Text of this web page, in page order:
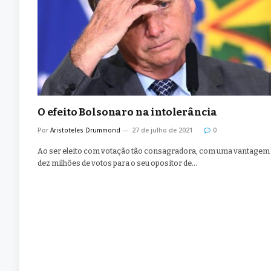
O efeito Bolsonaro na intolerância
Por Aristoteles Drummond 27 de julho de 2021 0
Ao ser eleito com votação tão consagradora, com uma vantagem
dez milhões de votos para o seu opositor de…